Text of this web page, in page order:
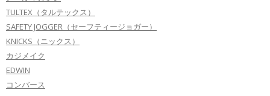
TULTEX（タルテックス）
SAFETY JOGGER（セーフティージョガー）
KNICKS（ニックス）
カジメイク
EDWIN
コンバース